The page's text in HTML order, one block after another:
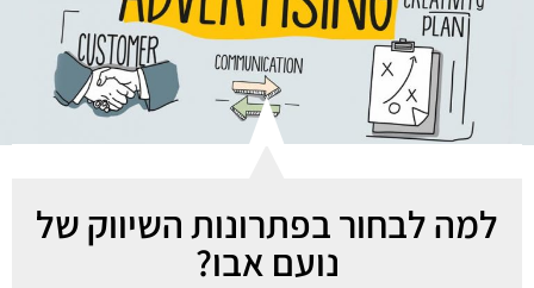
למה לבחור בפתרונות השיווק של
נועם אבו?